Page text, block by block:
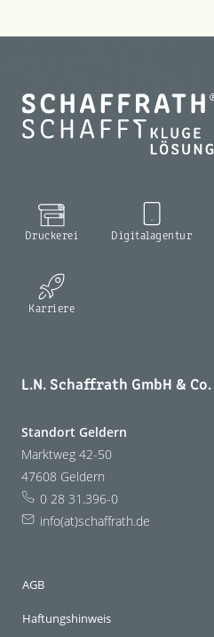
Druckerei Digitalagentur
Karriere
L.N. Schaffrath GmbH & Co.
Standort Geldern
Marktweg 42-50
47608 Geldern
0 28 31.396-0
info(at)schaffrath.de
AGB
Haftungshinweis